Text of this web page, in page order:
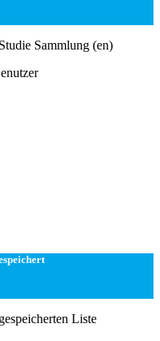
Sammlung (en)
Liste